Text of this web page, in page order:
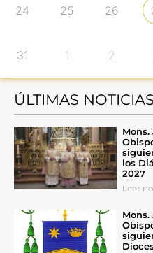
24 25 26
31 1 2
ÚLTIMAS NOTICIAS
Mons.
los
2027
Leer
Mons.